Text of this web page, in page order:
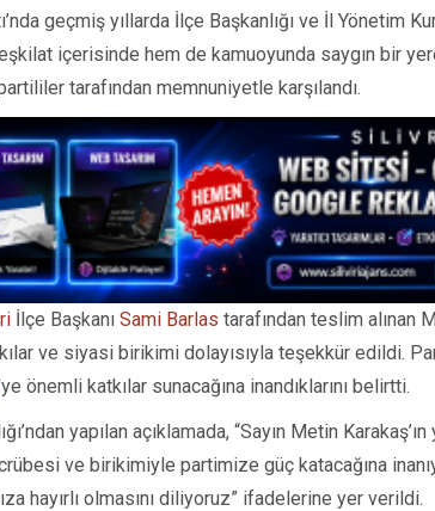
geçmiş yıllarda İlçe Başkanlığı ve İl Yönetim
içerisinde hem de kamuoyunda saygın bir
tarafından memnuniyetle karşılandı.
İlçe Başkanı Sami Barlas tarafından teslim alınan
ve siyasi birikimi dolayısıyla teşekkür edildi.
önemli katkılar sunacağına inandıklarını belirtti.
yapılan açıklamada, “Sayın Metin
ve birikimiyle partimize güç katacağına
hayırlı olmasını diliyoruz” ifadelerine yer verildi.